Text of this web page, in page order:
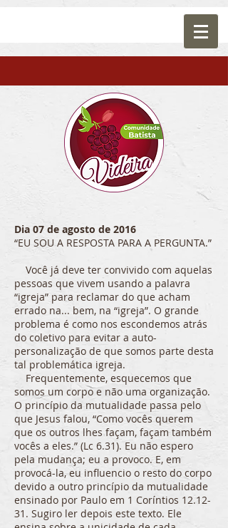
Dia 07 de agosto de 2016
“EU SOU A RESPOSTA PARA A PERGUNTA.”
Você já deve ter convivido com aquelas
pessoas que vivem usando a palavra
“igreja” para reclamar do que acham
errado na... bem, na “igreja”. O grande
problema é como nos escondemos atrás
do coletivo para evitar a auto-
personalização de que somos parte desta
tal problemática igreja.
Frequentemente, esquecemos que
somos um corpo e não uma organização.
O princípio da mutualidade passa pelo
que Jesus falou, “Como vocês querem
que os outros lhes façam, façam também
vocês a eles.” (Lc 6.31). Eu não espero
pela mudança; eu a provoco. E, em
provocá-la, eu influencio o resto do corpo
devido a outro princípio da mutualidade
ensinado por Paulo em 1 Coríntios 12.12-
31. Sugiro ler depois este texto. Ele